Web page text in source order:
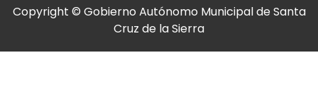
Copyright © Gobierno Autónomo Municipal de Santa
Cruz de la Sierra